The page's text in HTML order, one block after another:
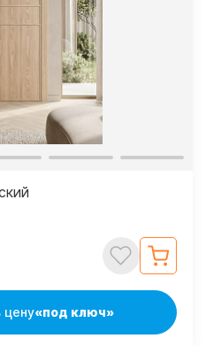
цену«под ключ»